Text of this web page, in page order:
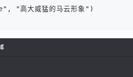
"高大威猛的马云形象")